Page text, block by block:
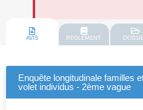
AVIS REGLEMENT
Enquête longitudinale familles
volet individus - 2ème vague